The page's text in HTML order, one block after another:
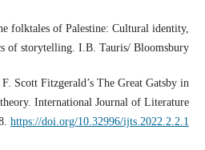
folktales of Palestine: Cultural identity,
of storytelling. I.B. Tauris/ Bloomsbury.
Scott Fitzgerald’s The Great Gatsby in
International Journal of Literature
https://doi.org/10.32996/ijts.2022.2.2.1